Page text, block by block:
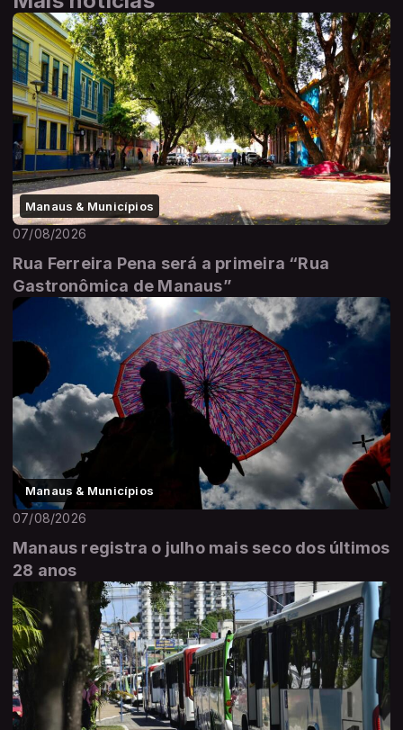
Manaus & Municípios
07/08/2026
Rua Ferreira Pena será a primeira “Rua
Gastronômica de Manaus”
Manaus & Municípios
07/08/2026
Manaus registra o julho mais seco dos últimos
28 anos